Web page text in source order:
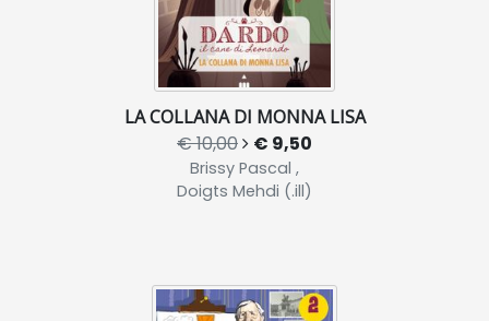
LA COLLANA DI MONNA LISA
€ 10,00 € 9,50
Brissy Pascal ,
Doigts Mehdi (.ill)